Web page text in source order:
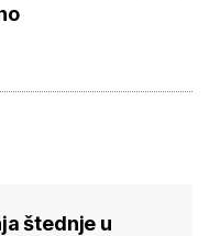
štednje u